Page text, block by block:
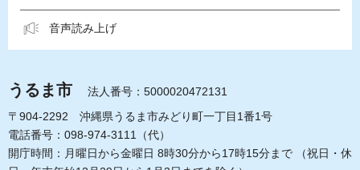
音声読み上げ
うるま市
法人番号：5000020472131
〒904-2292 沖縄県うるま市みどり町一丁目1番1号
電話番号：098-974-3111（代）
開庁時間：月曜日から金曜日 8時30分から17時15分まで
（祝日・休